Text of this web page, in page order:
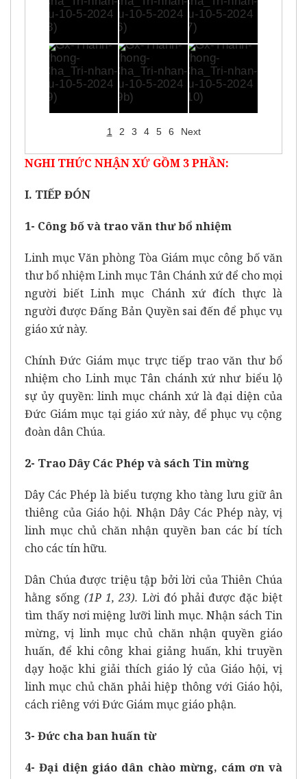
1 2 3 4 5 6 Next
NGHI THỨC NHẬN XỨ GỒM 3 PHẦN:
I. TIẾP ĐÓN
1- Công bố và trao văn thư bổ nhiệm
Linh mục Văn phòng Tòa Giám mục công bố văn
thư bổ nhiệm Linh mục Tân Chánh xứ để cho mọi
người biết Linh mục Chánh xứ đích thực là
người được Đấng Bản Quyền sai đến để phục vụ
giáo xứ này.
Chính Đức Giám mục trực tiếp trao văn thư bổ
nhiệm cho Linh mục Tân chánh xứ như biểu lộ
sự ủy quyền: linh mục chánh xứ là đại diện của
Đức Giám mục tại giáo xứ này, để phục vụ cộng
đoàn dân Chúa.
2- Trao Dây Các Phép và sách Tin mừng
Dây Các Phép là biểu tượng kho tàng lưu giữ ân
thiêng của Giáo hội. Nhận Dây Các Phép này, vị
linh mục chủ chăn nhận quyền ban các bí tích
cho các tín hữu.
Dân Chúa được triệu tập bởi lời của Thiên Chúa
hằng sống(1P 1, 23). Lời đó phải được đặc biệt
tìm thấy nơi miệng lưỡi linh mục. Nhận sách Tin
mừng, vị linh mục chủ chăn nhận quyền giáo
huấn, để khi công khai giảng huấn, khi truyền
dạy hoặc khi giải thích giáo lý của Giáo hội, vị
linh mục chủ chăn phải hiệp thông với Giáo hội,
cách riêng với Đức Giám mục giáo phận.
3- Đức cha ban huấn từ
4- Đại diện giáo dân chào mừng, cám ơn và